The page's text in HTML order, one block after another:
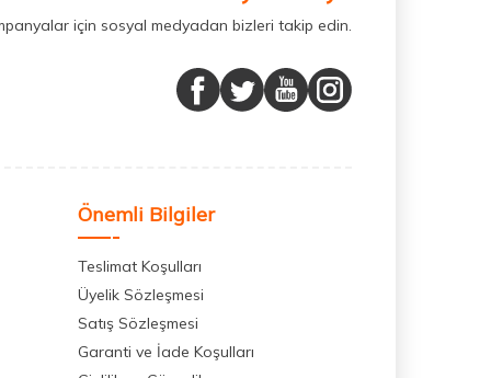
için sosyal medyadan bizleri takip edin.
Önemli Bilgiler
Teslimat Koşulları
Üyelik Sözleşmesi
Satış Sözleşmesi
Garanti ve İade Koşulları